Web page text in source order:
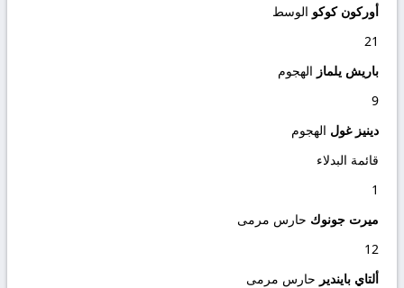
أوركون كوكو الوسط
21
باريش يلماز الهجوم
9
دينيز غول الهجوم
قائمة البدلاء
1
ميرت جونوك حارس مرمى
12
ألتاي بايندير حارس مرمى